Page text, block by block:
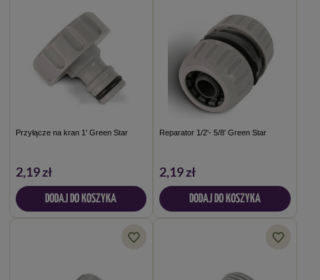
Przyłącze na kran 1' Green Star
2,19 zł
DODAJ DO KOSZYKA
Reparator 1/2'- 5/8' Green Star
2,19 zł
DODAJ DO KOSZYKA